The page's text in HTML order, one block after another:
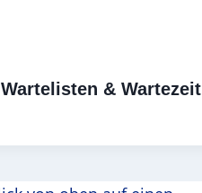
Wartelisten & Wartezeit